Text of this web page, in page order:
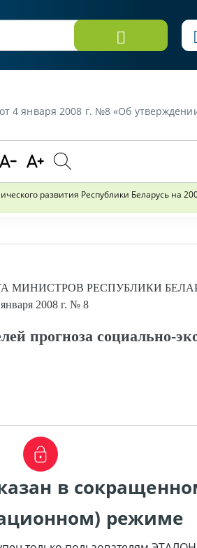
основных целевых показателей прогноза
развития Республики Беларусь на
МИНИСТРОВ РЕСПУБЛИКИ
2008 г. № 8
прогноза социально-
в
режиме